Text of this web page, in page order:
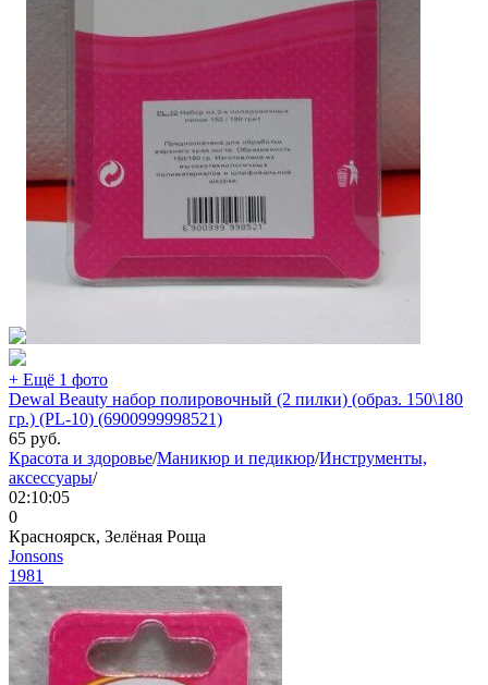
+ Ещё 1 фото
Dewal Beauty набор полировочный (2 пилки) (образ. 150\180
гр.) (PL-10) (6900999998521)
65 руб.
Красота и здоровье/Маникюр и педикюр/Инструменты,
аксессуары/
02:10:05
0
Красноярск, Зелёная Роща
Jonsons
1981